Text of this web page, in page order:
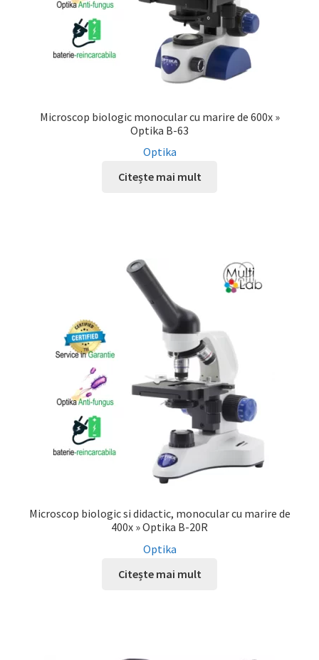
Microscop biologic monocular cu marire de 600x »
Optika B-63
Optika
Citește mai mult
Microscop biologic si didactic, monocular cu marire de
400x » Optika B-20R
Optika
Citește mai mult